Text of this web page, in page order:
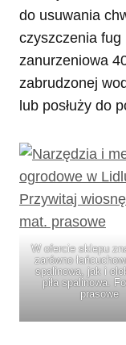
do usuwania
czyszczenia
zanurzeniowa
zabrudzonej
lub posłuży do
W ofercie sklepu
zarówno
spalinowa, jak i
piła spalinowa.
prasowe